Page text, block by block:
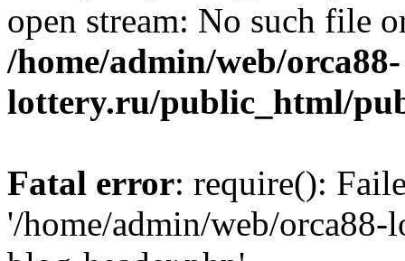
open stream: No such file
/home/admin/web/orca88-
lottery.ru/public_html/
Fatal error: require():
'/home/admin/web/